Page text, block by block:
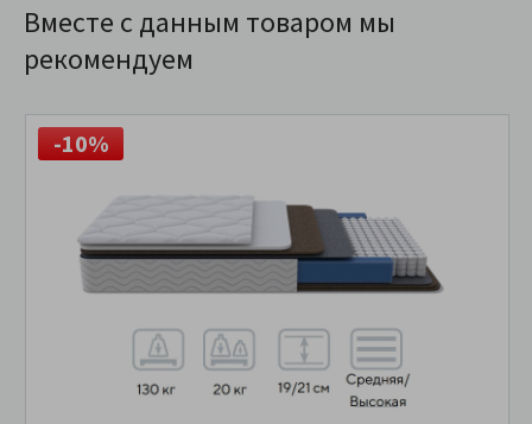
Вместе с данным товаром мы
рекомендуем
-10%